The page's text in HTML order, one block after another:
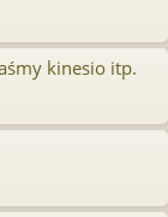
kinesio itp.